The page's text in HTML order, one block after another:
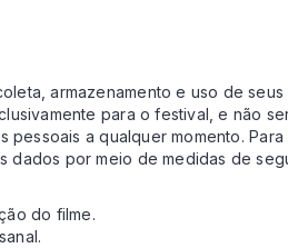
armazenamento e uso de
para o festival, e não
a qualquer momento.
dados por meio de medidas de
do filme.